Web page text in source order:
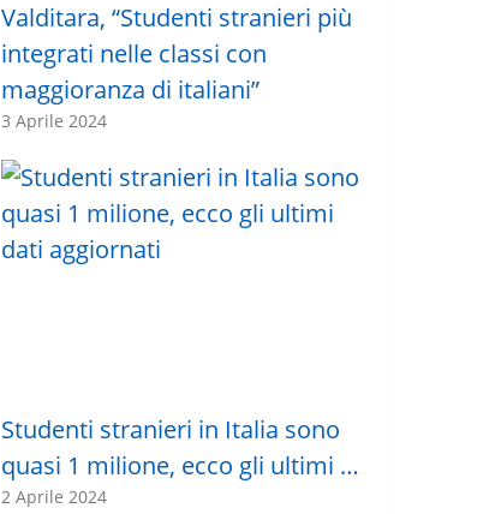
Valditara, “Studenti stranieri più
integrati nelle classi con
maggioranza di italiani”
3 Aprile 2024
Studenti stranieri in Italia sono
quasi 1 milione, ecco gli ultimi …
2 Aprile 2024